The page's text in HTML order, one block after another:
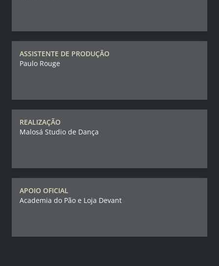
ASSISTENTE DE PRODUÇÃO
Paulo Rouge
REALIZAÇÃO
Malosá Studio de Dança
APOIO OFICIAL
Academia do Pão e Loja Devant